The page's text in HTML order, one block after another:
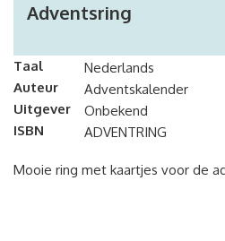
Adventsring
Taal
Nederlands
Auteur
Adventskalender
Uitgever
Onbekend
ISBN
ADVENTRING
Mooie ring met kaartjes voor de